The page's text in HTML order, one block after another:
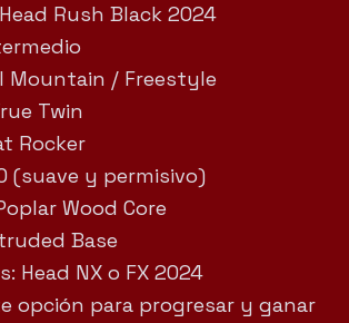
Rush Black 2024
Mountain / Freestyle
Twin
Rocker
(suave y permisivo)
Wood Core
Base
Head NX o FX 2024
opción para progresar y ganar